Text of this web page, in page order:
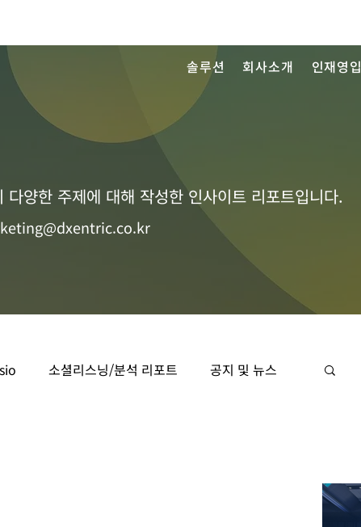
솔루션 회사소개 인재영입
양한 주제에 대해 작성한 인사이트 리포트입니다.
소셜리스닝/분석 리포트 공지 및 뉴스